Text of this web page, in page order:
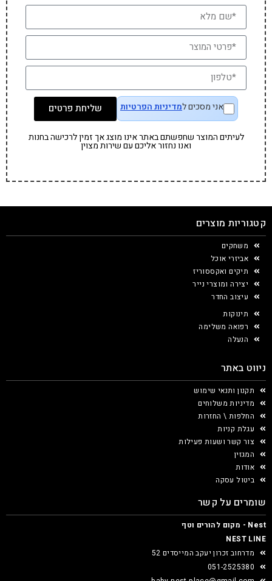
אני מסכים למדיניות הפרטיות שליחת פרטים
לעיתים המוצר שחפשתם באתר אינו מוצג אך זמין לרכישה בחנות
ואנו נחזור אליכם עם שירות מצוין
קטגוריות מוצרים
משחקים
אביזרי אוכל
תיקים ואקססוריז
יצירה ומוצרי נייר
עיצוב החדר
תינוקות
רפואה משלימה
הנעלה
ניווט באתר
תקנון ותנאי שימוש
מדיניות משלוחים
החלפות \ החזרות
עגלת קניות
צור קשר ושעות פעילות
המגזין
אודות
ביטול עסקה
שומרים על קשר
Nest - מקום להורים וטף
NEST LINE
מדרחוב זכרון יעקב המייסדים 52
051-2525380